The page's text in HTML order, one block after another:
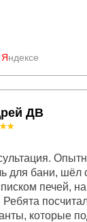
Яндексе
ДВ
для бани, шёл
печей,
которые